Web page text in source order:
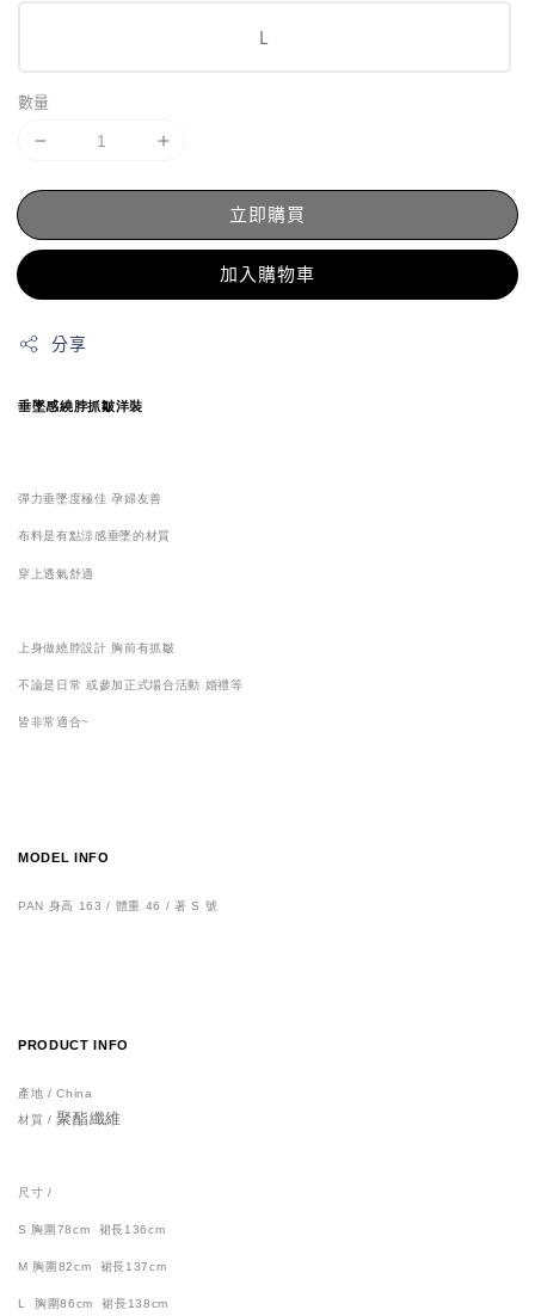
L
數量
立即購買
加入購物車
分享
垂墜感繞脖抓皺洋裝
彈力垂墜度極佳 孕婦友善
布料是有點涼感垂墜的材質
穿上透氣舒適
上身做繞脖設計 胸前有抓皺
不論是日常 或參加正式場合活動 婚禮等
皆非常適合~
MODEL INFO
PAN 身高 163 / 體重 46 / 著 S 號
PRODUCT INFO
產地 / China
材質 /聚酯纖維
尺寸 /
S 胸圍78cm 裙長136cm
M 胸圍82cm 裙長137cm
L 胸圍86cm 裙長138cm